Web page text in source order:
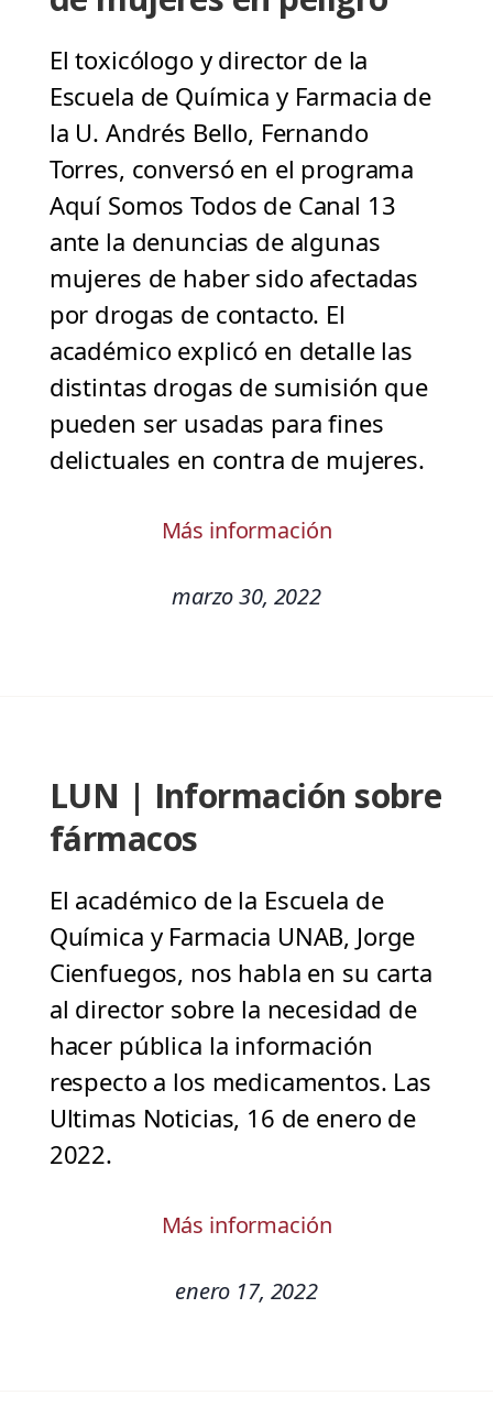
El toxicólogo y director de la
Escuela de Química y Farmacia de
la U. Andrés Bello, Fernando
Torres, conversó en el programa
Aquí Somos Todos de Canal 13
ante la denuncias de algunas
mujeres de haber sido afectadas
por drogas de contacto. El
académico explicó en detalle las
distintas drogas de sumisión que
pueden ser usadas para fines
delictuales en contra de mujeres.
Más información
marzo 30, 2022
LUN | Información sobre
fármacos
El académico de la Escuela de
Química y Farmacia UNAB, Jorge
Cienfuegos, nos habla en su carta
al director sobre la necesidad de
hacer pública la información
respecto a los medicamentos. Las
Ultimas Noticias, 16 de enero de
2022.
Más información
enero 17, 2022